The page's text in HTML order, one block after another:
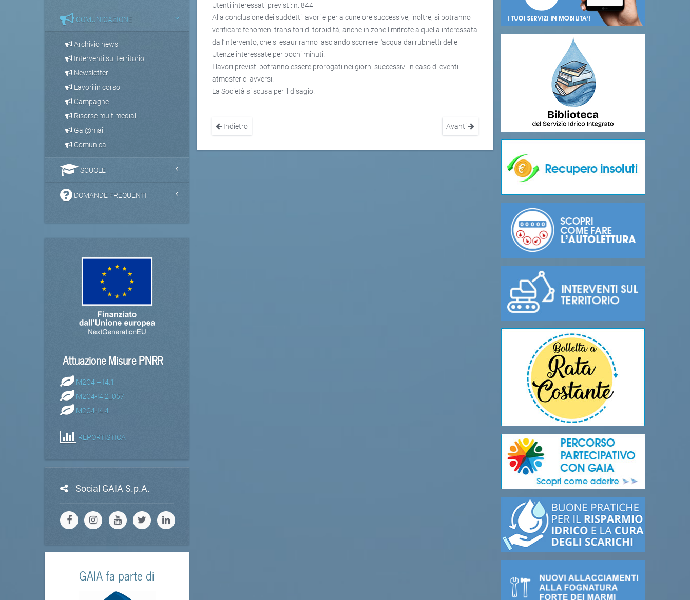
Utenti interessati previsti: n. 844
Alla conclusione dei suddetti lavori e per alcune ore successive, inoltre, si potranno
verificare fenomeni transitori di torbidità, anche in zone limitrofe a quella interessata
dall’intervento, che si esauriranno lasciando scorrere l'acqua dai rubinetti delle
Utenze interessate per pochi minuti.
I lavori previsti potranno essere prorogati nei giorni successivi in caso di eventi
atmosferici avversi.
La Società si scusa per il disagio.
Indietro Avanti
COMUNICAZIONE
Archivio news
Interventi sul territorio
Newsletter
Lavori in corso
Campagne
Risorse multimediali
Gai@mail
Comunica
SCUOLE
DOMANDE FREQUENTI
Attuazione Misure PNRR
M2C4 – I4.1
M2C4-I4.2_057
M2C4-I4.4
REPORTISTICA
Social GAIA S.p.A.
GAIA fa parte di